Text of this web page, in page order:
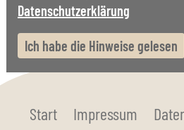
Start Impressum
Datenschutzerklärung
Ich habe die Hinweise gelesen